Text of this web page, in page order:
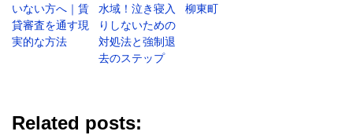
いない方へ｜賃
貸審査を通す現
実的な方法
水域！泣き寝入
りしないための
対処法と強制退
去のステップ
柳東町
Related posts: